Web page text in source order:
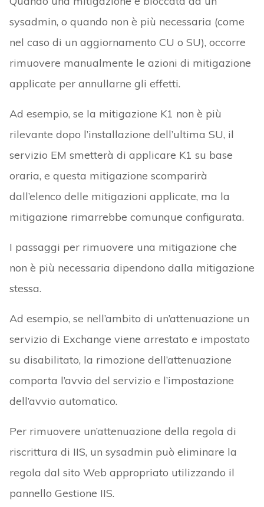
sysadmin, o quando non è più necessaria (come
nel caso di un aggiornamento CU o SU), occorre
rimuovere manualmente le azioni di mitigazione
applicate per annullarne gli effetti.
Ad esempio, se la mitigazione K1 non è più
rilevante dopo l’installazione dell’ultima SU, il
servizio EM smetterà di applicare K1 su base
oraria, e questa mitigazione scomparirà
dall’elenco delle mitigazioni applicate, ma la
mitigazione rimarrebbe comunque configurata.
I passaggi per rimuovere una mitigazione che
non è più necessaria dipendono dalla mitigazione
stessa.
Ad esempio, se nell’ambito di un’attenuazione un
servizio di Exchange viene arrestato e impostato
su disabilitato, la rimozione dell’attenuazione
comporta l’avvio del servizio e l’impostazione
dell’avvio automatico.
Per rimuovere un’attenuazione della regola di
riscrittura di IIS, un sysadmin può eliminare la
regola dal sito Web appropriato utilizzando il
pannello Gestione IIS.